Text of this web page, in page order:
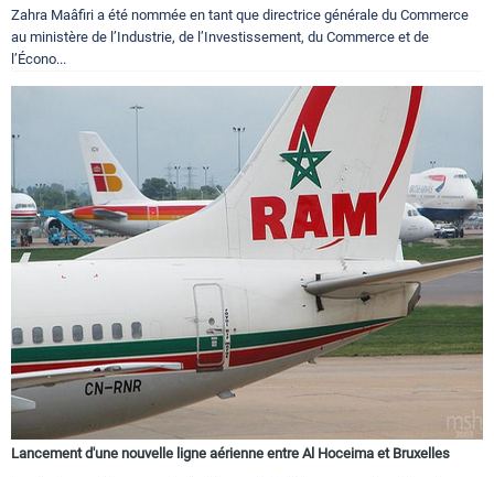
Zahra Maâfiri a été nommée en tant que directrice générale du Commerce
au ministère de l’Industrie, de l’Investissement, du Commerce et de
l’Écono...
Lancement d'une nouvelle ligne aérienne entre Al Hoceima et Bruxelles